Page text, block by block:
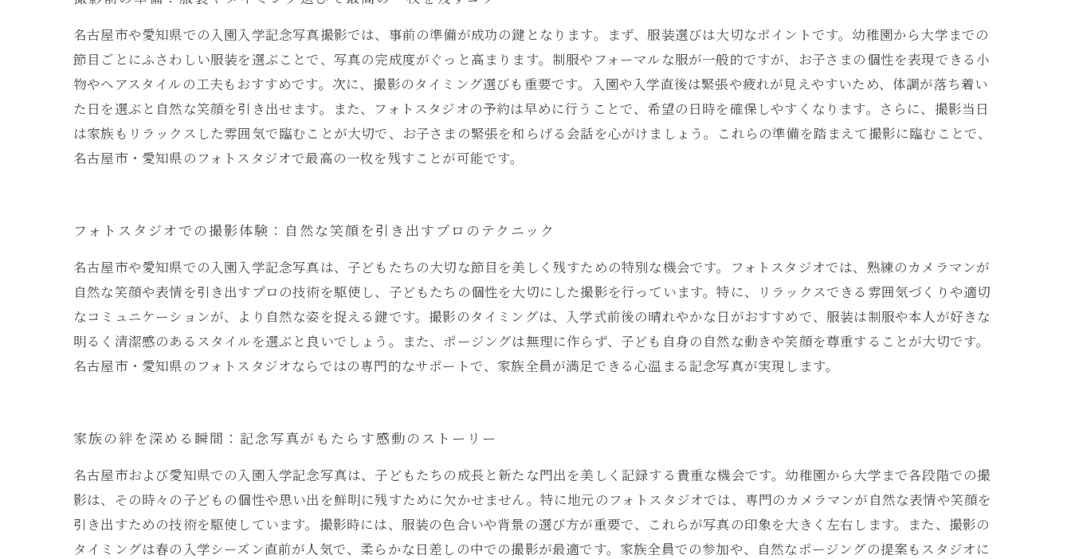
名古屋市や愛知県での入園入学記念写真撮影では、事前の準備が成功の鍵となります。まず、服装選びは大切なポイントです。幼稚園から大学までの
節目ごとにふさわしい服装を選ぶことで、写真の完成度がぐっと高まります。制服やフォーマルな服が一般的ですが、お子さまの個性を表現できる小
物やヘアスタイルの工夫もおすすめです。次に、撮影のタイミング選びも重要です。入園や入学直後は緊張や疲れが見えやすいため、体調が落ち着い
た日を選ぶと自然な笑顔を引き出せます。また、フォトスタジオの予約は早めに行うことで、希望の日時を確保しやすくなります。さらに、撮影当日
は家族もリラックスした雰囲気で臨むことが大切で、お子さまの緊張を和らげる会話を心がけましょう。これらの準備を踏まえて撮影に臨むことで、
名古屋市・愛知県のフォトスタジオで最高の一枚を残すことが可能です。
フォトスタジオでの撮影体験：自然な笑顔を引き出すプロのテクニック
名古屋市や愛知県での入園入学記念写真は、子どもたちの大切な節目を美しく残すための特別な機会です。フォトスタジオでは、熟練のカメラマンが
自然な笑顔や表情を引き出すプロの技術を駆使し、子どもたちの個性を大切にした撮影を行っています。特に、リラックスできる雰囲気づくりや適切
なコミュニケーションが、より自然な姿を捉える鍵です。撮影のタイミングは、入学式前後の晴れやかな日がおすすめで、服装は制服や本人が好きな
明るく清潔感のあるスタイルを選ぶと良いでしょう。また、ポージングは無理に作らず、子ども自身の自然な動きや笑顔を尊重することが大切です。
名古屋市・愛知県のフォトスタジオならではの専門的なサポートで、家族全員が満足できる心温まる記念写真が実現します。
家族の絆を深める瞬間：記念写真がもたらす感動のストーリー
名古屋市および愛知県での入園入学記念写真は、子どもたちの成長と新たな門出を美しく記録する貴重な機会です。幼稚園から大学まで各段階での撮
影は、その時々の子どもの個性や思い出を鮮明に残すために欠かせません。特に地元のフォトスタジオでは、専門のカメラマンが自然な表情や笑顔を
引き出すための技術を駆使しています。撮影時には、服装の色合いや背景の選び方が重要で、これらが写真の印象を大きく左右します。また、撮影の
タイミングは春の入学シーズン直前が人気で、柔らかな日差しの中での撮影が最適です。家族全員での参加や、自然なポージングの提案もスタジオに